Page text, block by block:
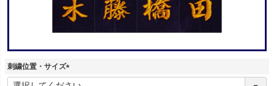
刺繍位置・サイズ
(